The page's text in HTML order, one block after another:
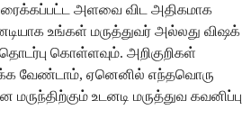
அளவை விட அதிகமாக
உங்கள் மருத்துவர் அல்லது விஷக்
கொள்ளவும். அறிகுறிகள்
வேண்டாம், ஏனெனில் எந்தவொரு
உடனடி மருத்துவ கவனிப்பு